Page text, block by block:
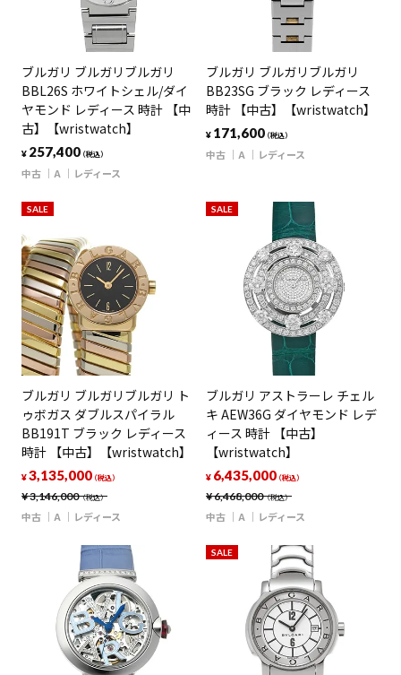
ブルガリ ブルガリブルガリ
BBL26S ホワイトシェル/ダイ
ヤモンド レディース 時計 【中
古】【wristwatch】
¥ 257,400（税込）
中古 A レディース
ブルガリ ブルガリブルガリ
BB23SG ブラック レディース
時計 【中古】【wristwatch】
¥ 171,600（税込）
中古 A レディース
SALE
ブルガリ ブルガリブルガリ ト
ゥボガス ダブルスパイラル
BB191T ブラック レディース
時計 【中古】【wristwatch】
¥3,146,000（税込）
¥3,135,000（税込）
中古 A レディース
SALE
ブルガリ アストラーレ チェル
キ AEW36G ダイヤモンド レデ
ィース 時計 【中古】
【wristwatch】
¥6,468,000（税込）
¥ 6,435,000（税込）
中古 A レディース
SALE